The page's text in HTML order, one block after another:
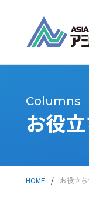
Columns
お役
HOME / お役立